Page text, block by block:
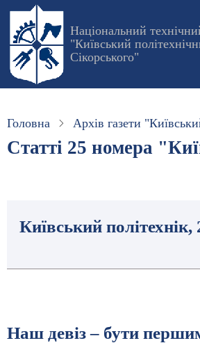
Перейти
основного
вмісту
Національний
"Київський
Сікорського"
Головна Архів газети
Статті 25 номера
Київський
Наш девіз – бути